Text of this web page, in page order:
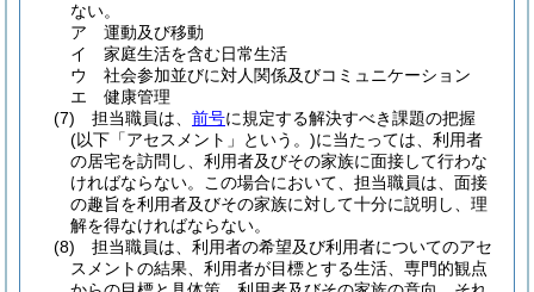
ない。
ア
運動及び移動
イ
家庭生活を含む日常生活
ウ
社会参加並びに対人関係及びコミュニケーション
エ
健康管理
(7)
担当職員は、 前号に規定する解決すべき課題の把握
(以下「アセスメント」という。)に当たっては、利用者
の居宅を訪問し、利用者及びその家族に面接して行わな
ければならない。
この場合において、担当職員は、面接
の趣旨を利用者及びその家族に対して十分に説明し、理
解を得なければならない。
(8)
担当職員は、利用者の希望及び利用者についてのアセ
スメントの結果、利用者が目標とする生活、専門的観点